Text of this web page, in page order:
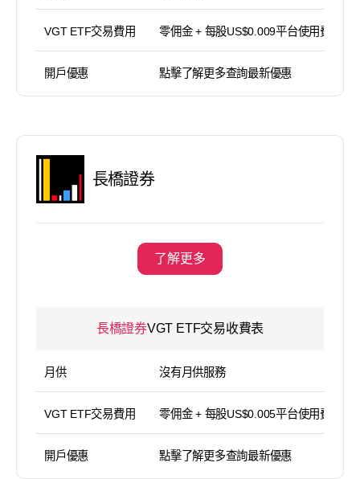
VGT ETF交易費用 零佣金 + 每股US$0.009平台使用費（
開戶優惠 點擊了解更多查詢最新優惠
長橋證券
了解更多
長橋證券VGT ETF交易收費表
月供 沒有月供服務
VGT ETF交易費用 零佣金 + 每股US$0.005平台使用費（
開戶優惠 點擊了解更多查詢最新優惠